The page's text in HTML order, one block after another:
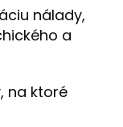
nálady,
a
na ktoré